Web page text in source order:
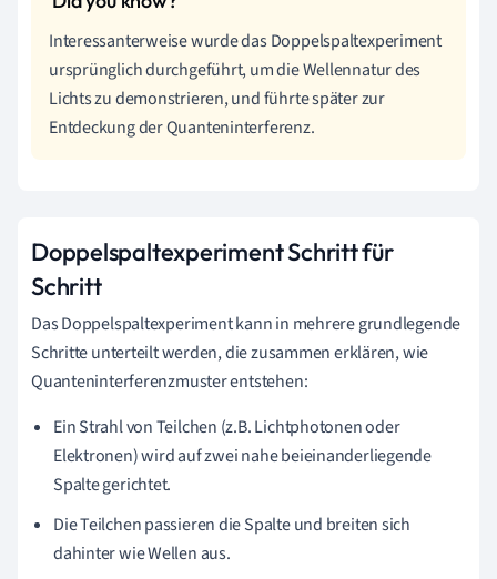
Interessanterweise wurde das Doppelspaltexperiment
ursprünglich durchgeführt, um die Wellennatur des
Lichts zu demonstrieren, und führte später zur
Entdeckung der Quanteninterferenz.
Doppelspaltexperiment Schritt für
Schritt
Das Doppelspaltexperiment kann in mehrere grundlegende
Schritte unterteilt werden, die zusammen erklären, wie
Quanteninterferenzmuster entstehen:
Ein Strahl von Teilchen (z.B. Lichtphotonen oder
Elektronen) wird auf zwei nahe beieinanderliegende
Spalte gerichtet.
Die Teilchen passieren die Spalte und breiten sich
dahinter wie Wellen aus.